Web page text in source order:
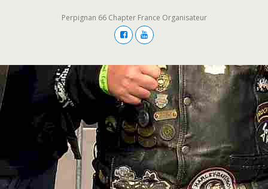
Perpignan 66 Chapter France Organisateur